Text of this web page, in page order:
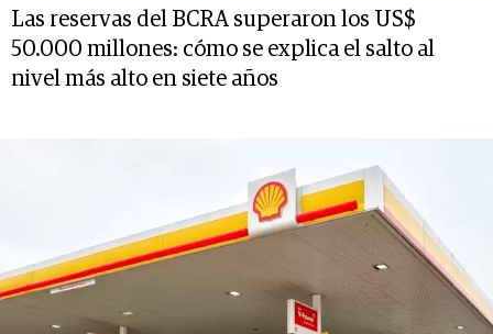
Las reservas del BCRA superaron los US$
50.000 millones: cómo se explica el salto al
nivel más alto en siete años